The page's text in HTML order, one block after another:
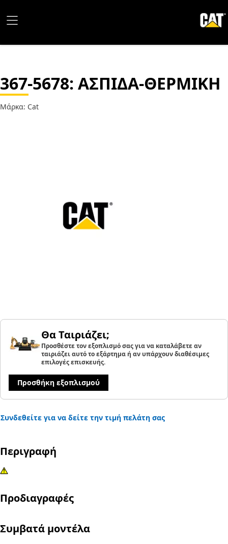
367-5678: ΑΣΠΙΔΑ-ΘΕΡΜΙΚΗ
Μάρκα: Cat
Θα Ταιριάζει;
Προσθέστε τον εξοπλισμό σας για να καταλάβετε αν
ταιριάζει αυτό το εξάρτημα ή αν υπάρχουν διαθέσιμες
επιλογές επισκευής.
Προσθήκη εξοπλισμού
Συνδεθείτε για να δείτε την τιμή πελάτη σας
Περιγραφή
Προδιαγραφές
Συμβατά μοντέλα